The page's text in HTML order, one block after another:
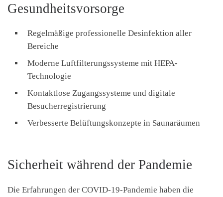
Gesundheitsvorsorge
Regelmäßige professionelle Desinfektion aller
Bereiche
Moderne Luftfilterungssysteme mit HEPA-
Technologie
Kontaktlose Zugangssysteme und digitale
Besucherregistrierung
Verbesserte Belüftungskonzepte in Saunaräumen
Sicherheit während der Pandemie
Die Erfahrungen der COVID-19-Pandemie haben die